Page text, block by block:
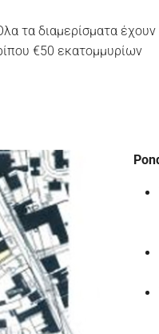
τα διαμερίσματα
€50 εκατομμυρίων